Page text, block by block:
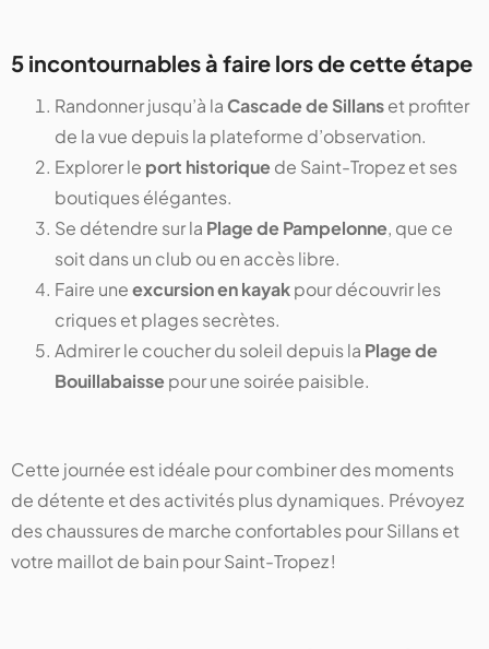
5 incontournables à faire lors de cette étape
Randonner jusqu’à la Cascade de Sillanset profiter
de la vue depuis la plateforme d’observation.
Explorer le port historiquede Saint-Tropez et ses
boutiques élégantes.
Se détendre sur la Plage de Pampelonne, que ce
soit dans un club ou en accès libre.
Faire uneexcursion en kayakpour découvrir les
criques et plages secrètes.
Admirer le coucher du soleil depuis la Plage de
Bouillabaissepour une soirée paisible.
Cette journée est idéale pour combiner des moments
de détente et des activités plus dynamiques. Prévoyez
des chaussures de marche confortables pour Sillans et
votre maillot de bain pour Saint-Tropez !